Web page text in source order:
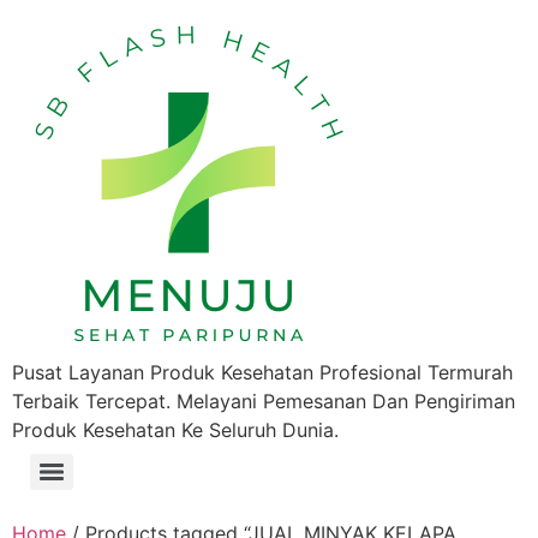
Pusat Layanan Produk Kesehatan Profesional Termurah
Terbaik Tercepat. Melayani Pemesanan Dan Pengiriman
Produk Kesehatan Ke Seluruh Dunia.
Home / Products tagged “JUAL MINYAK KELAPA